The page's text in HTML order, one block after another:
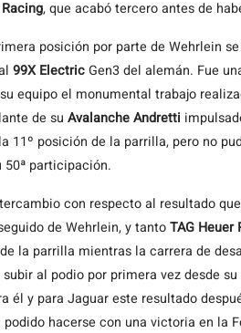
, que acabó tercero antes de
posición por parte de Wehrlein
99X ElectricGen3 del alemán. Fue
equipo el monumental trabajo
de su Avalanche Andretti
11º posición de la parrilla, pero no
50ª participación.
con respecto al resultado
de Wehrlein, y tantoTAG Heuer
la parrilla mientras la carrera de
al podio por primera vez desde
él y para Jaguar este resultado
hacerse con una victoria en la